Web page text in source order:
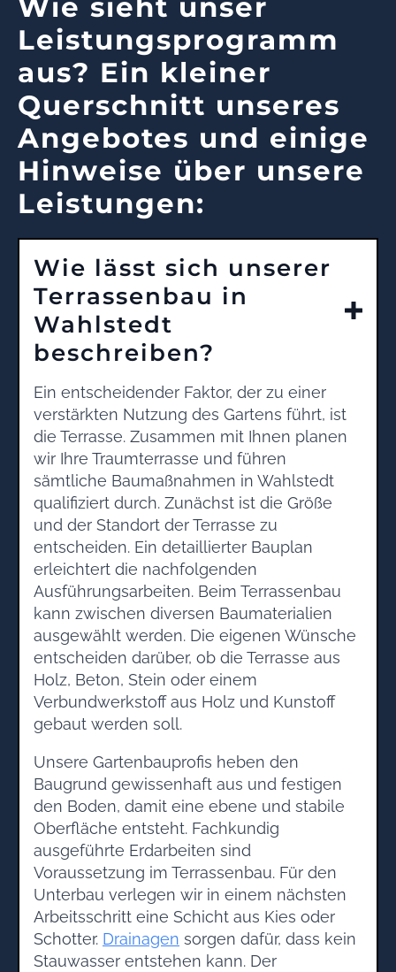
Wie sieht unser
Leistungsprogramm
aus? Ein kleiner
Querschnitt unseres
Angebotes und einige
Hinweise über unsere
Leistungen:
Wie lässt sich unserer
Terrassenbau in
Wahlstedt
beschreiben?
Ein entscheidender Faktor, der zu einer
verstärkten Nutzung des Gartens führt, ist
die Terrasse. Zusammen mit Ihnen planen
wir Ihre Traumterrasse und führen
sämtliche Baumaßnahmen in Wahlstedt
qualifiziert durch. Zunächst ist die Größe
und der Standort der Terrasse zu
entscheiden. Ein detaillierter Bauplan
erleichtert die nachfolgenden
Ausführungsarbeiten. Beim Terrassenbau
kann zwischen diversen Baumaterialien
ausgewählt werden. Die eigenen Wünsche
entscheiden darüber, ob die Terrasse aus
Holz, Beton, Stein oder einem
Verbundwerkstoff aus Holz und Kunstoff
gebaut werden soll.
Unsere Gartenbauprofis heben den
Baugrund gewissenhaft aus und festigen
den Boden, damit eine ebene und stabile
Oberfläche entsteht. Fachkundig
ausgeführte Erdarbeiten sind
Voraussetzung im Terrassenbau. Für den
Unterbau verlegen wir in einem nächsten
Arbeitsschritt eine Schicht aus Kies oder
Schotter. Drainagen sorgen dafür, dass kein
Stauwasser entstehen kann. Der